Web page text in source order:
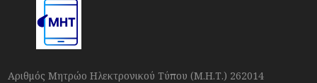
Αριθμός Μητρώο Ηλεκτρονικού Τύπου (Μ.Η.Τ.) 262014